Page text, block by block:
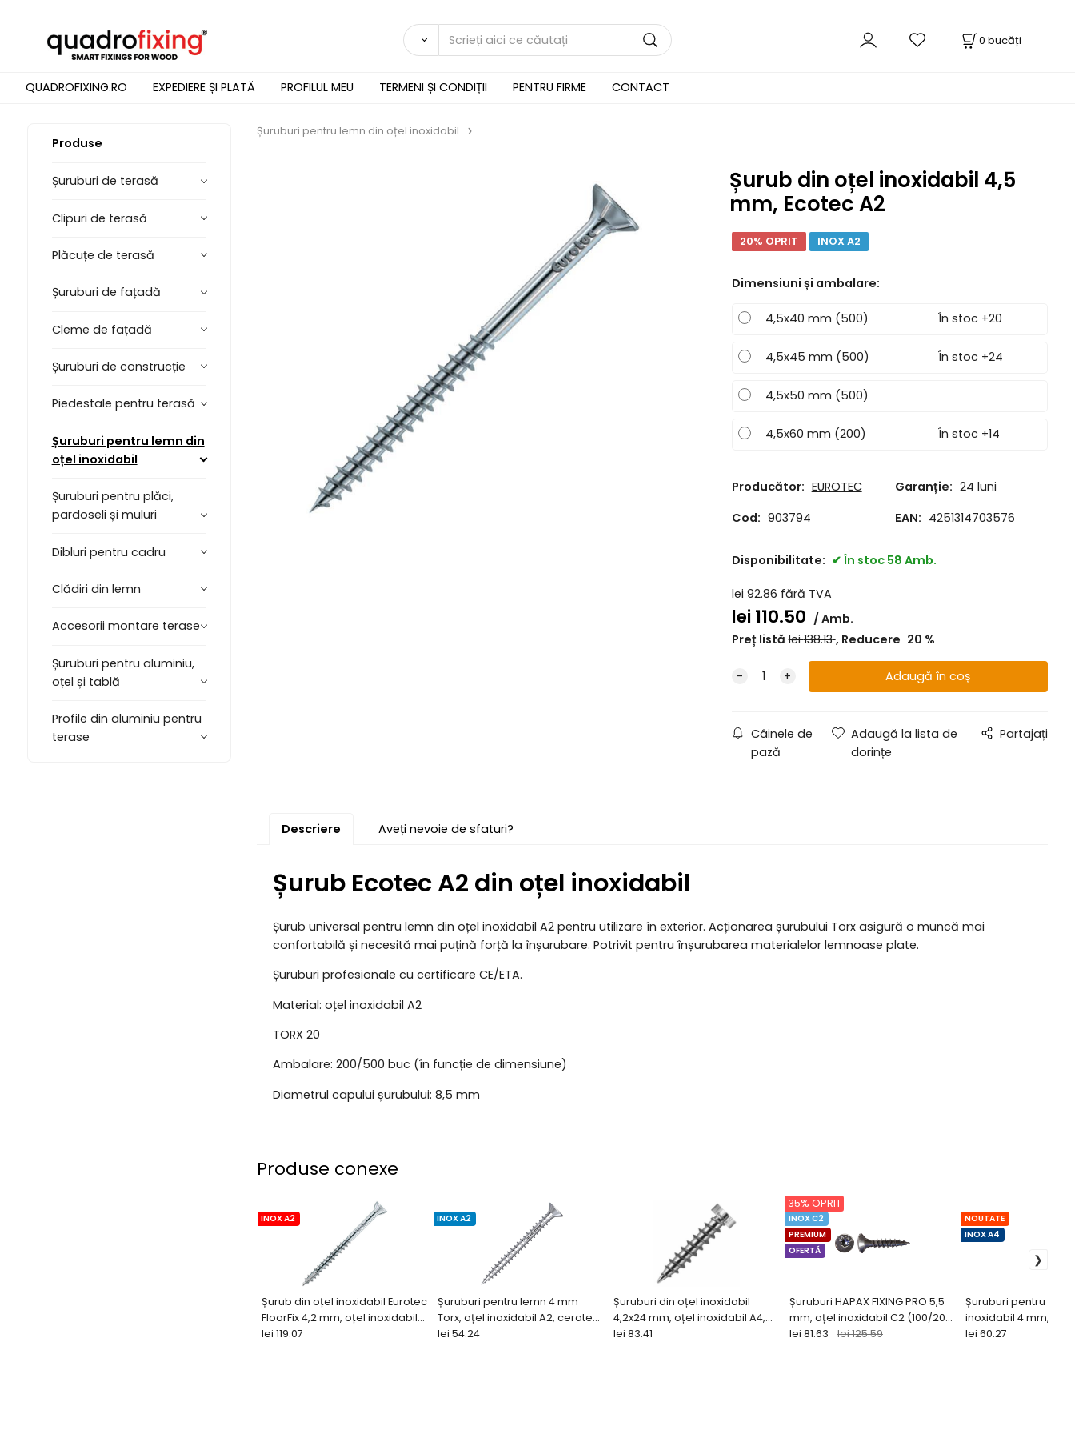
0 bucăți
QUADROFIXING.RO EXPEDIERE ȘI PLATĂ PROFILUL MEU TERMENI ȘI CONDIȚII PENTRU FIRME CONTACT
Produse
Șuruburi de terasă
Clipuri de terasă
Plăcuțe de terasă
Șuruburi de fațadă
Cleme de fațadă
Șuruburi de construcție
Piedestale pentru terasă
Șuruburi pentru lemn din
oțel inoxidabil
Șuruburi pentru plăci,
pardoseli și muluri
Dibluri pentru cadru
Clădiri din lemn
Accesorii montare terase
Șuruburi pentru aluminiu,
oțel și tablă
Profile din aluminiu pentru
terase
Șuruburi pentru lemn din oțel inoxidabil
Șurub din oțel inoxidabil 4,5
mm, Ecotec A2
20% OPRIT INOX A2
Dimensiuni și ambalare:
4,5x40 mm (500) În stoc +20
4,5x45 mm (500) În stoc +24
4,5x50 mm (500)
4,5x60 mm (200) În stoc +14
Producător: EUROTEC Garanție: 24 luni
Cod: 903794 EAN: 4251314703576
Disponibilitate: În stoc 58 Amb.
lei 92.86 fără TVA
lei110.50
Amb.
Preț listă lei138.13 Reducere 20 %
Câinele de
pază
Adaugă la lista de
dorințe
Partajați
Descriere Aveți nevoie de sfaturi?
Șurub Ecotec A2 din oțel inoxidabil
Șurub universal pentru lemn din oțel inoxidabil A2 pentru utilizare în exterior. Acționarea șurubului Torx asigură o muncă mai
confortabilă și necesită mai puțină forță la înșurubare. Potrivit pentru înșurubarea materialelor lemnoase plate.
Șuruburi profesionale cu certificare CE/ETA.
Material: oțel inoxidabil A2
TORX 20
Ambalare: 200/500 buc (în funcție de dimensiune)
Diametrul capului șurubului: 8,5 mm
Produse conexe
Șurub din oțel inoxidabil Eurotec
FloorFix 4,2 mm, oțel inoxidabil
A2 (250 buc + bit)
INOX A2
lei 119.07
Șuruburi pentru lemn 4 mm
Torx, oțel inoxidabil A2, cerate
(200 buc)
INOX A2
lei 54.24
Șuruburi din oțel inoxidabil
4,2x24 mm, oțel inoxidabil A4,
șuruburi glider (100 buc)
lei 83.41
Șuruburi HAPAX FIXING PRO 5,5
mm, oțel inoxidabil C2 (100/200
buc)
INOX C2
PREMIUM
OFERTĂ
35% OPRIT
lei 81.63 lei 125.59
Șuruburi pentru
inoxidabil 4 mm,
A4 (200 buc)
NOUTATE
INOX A4
lei 60.27